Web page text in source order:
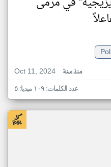
Oct 11, 2024
منذ سنة
عدد الكلمات: ١٠٩ ميديا: ٥